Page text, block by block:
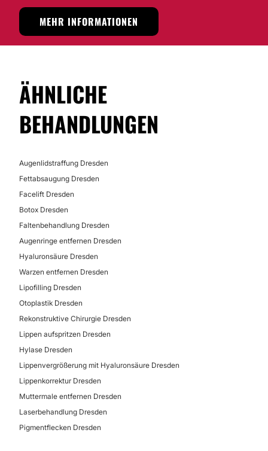
Nein
Lippenkorrektur
DERMATOLOGIE
Laserbehandlung
Pigmentflecken
ODONTOLOGIE
MEHR INFORMATIONEN
ÄHNLICHE
BEHANDLUNGEN
Augenlidstraffung Dresden
Fettabsaugung Dresden
Facelift Dresden
Botox Dresden
Faltenbehandlung Dresden
Augenringe entfernen Dresden
Hyaluronsäure Dresden
Warzen entfernen Dresden
Lipofilling Dresden
Otoplastik Dresden
Rekonstruktive Chirurgie Dresden
Lippen aufspritzen Dresden
Hylase Dresden
Lippenvergrößerung mit Hyaluronsäure Dresden
Lippenkorrektur Dresden
Muttermale entfernen Dresden
Laserbehandlung Dresden
Pigmentflecken Dresden